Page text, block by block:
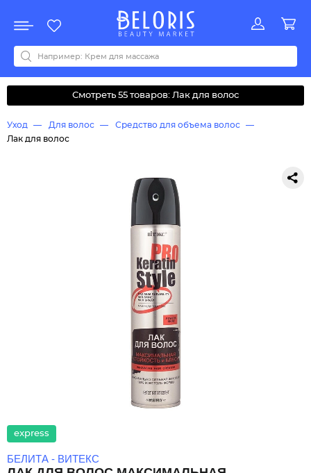
Акции
Все бренды
0-9ABCDEFGHIJKLMNOPQRSTUVWYZАБВДЗИМОКЛНПРСТУФ
Смотреть 55 товаров: Лак для волос
Уход Для волос
Средство для объема волос
Лак для волос
express
БЕЛИТА - ВИТЕКС